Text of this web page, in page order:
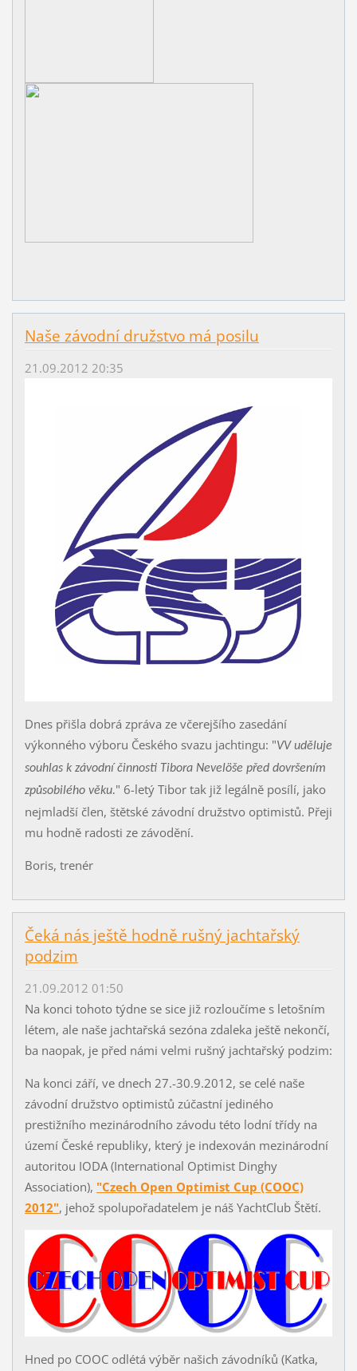
Naše závodní družstvo má posilu
21.09.2012 20:35
Dnes přišla dobrá zpráva ze včerejšího zasedání
výkonného výboru Českého svazu jachtingu: "VV uděluje
souhlas k závodní činnosti Tibora Nevelöše před dovršením
způsobilého věku." 6-letý Tibor tak již legálně posílí, jako
nejmladší člen, štětské závodní družstvo optimistů. Přeji
mu hodně radosti ze závodění.
Boris, trenér
Čeká nás ještě hodně rušný jachtařský
podzim
21.09.2012 01:50
Na konci tohoto týdne se sice již rozloučíme s letošním
létem, ale naše jachtařská sezóna zdaleka ještě nekončí,
ba naopak, je před námi velmi rušný jachtařský podzim:
Na konci září, ve dnech 27.-30.9.2012, se celé naše
závodní družstvo optimistů zúčastní jediného
prestižního mezinárodního závodu této lodní třídy na
území České republiky, který je indexován mezinárodní
autoritou IODA (International Optimist Dinghy
Association), "Czech Open Optimist Cup (COOC)
2012", jehož spolupořadatelem je náš YachtClub Štětí.
Hned po COOC odlétá výběr našich závodníků (Katka,